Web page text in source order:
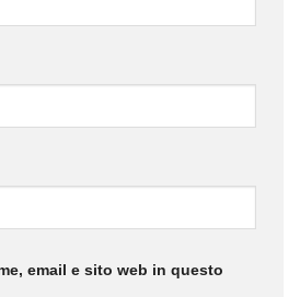
email e sito web in questo